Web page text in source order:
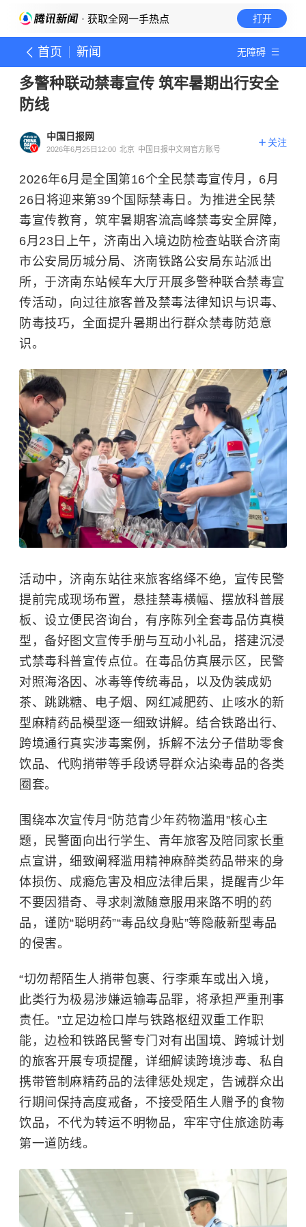
· 获取全网一手热点 打开
首页 新闻 无障碍
多警种联动禁毒宣传 筑牢暑期出行安全
防线
中国日报网
2026年6月25日12:00 北京 中国日报中文网官方账号
关注
2026年6月是全国第16个全民禁毒宣传月，6月
26日将迎来第39个国际禁毒日。为推进全民禁
毒宣传教育，筑牢暑期客流高峰禁毒安全屏障，
6月23日上午，济南出入境边防检查站联合济南
市公安局历城分局、济南铁路公安局东站派出
所，于济南东站候车大厅开展多警种联合禁毒宣
传活动，向过往旅客普及禁毒法律知识与识毒、
防毒技巧，全面提升暑期出行群众禁毒防范意
识。
活动中，济南东站往来旅客络绎不绝，宣传民警
提前完成现场布置，悬挂禁毒横幅、摆放科普展
板、设立便民咨询台，有序陈列全套毒品仿真模
型，备好图文宣传手册与互动小礼品，搭建沉浸
式禁毒科普宣传点位。在毒品仿真展示区，民警
对照海洛因、冰毒等传统毒品，以及伪装成奶
茶、跳跳糖、电子烟、网红减肥药、止咳水的新
型麻精药品模型逐一细致讲解。结合铁路出行、
跨境通行真实涉毒案例，拆解不法分子借助零食
饮品、代购捎带等手段诱导群众沾染毒品的各类
圈套。
围绕本次宣传月“防范青少年药物滥用”核心主
题，民警面向出行学生、青年旅客及陪同家长重
点宣讲，细致阐释滥用精神麻醉类药品带来的身
体损伤、成瘾危害及相应法律后果，提醒青少年
不要因猎奇、寻求刺激随意服用来路不明的药
品，谨防“聪明药”“毒品纹身贴”等隐蔽新型毒品
的侵害。
“切勿帮陌生人捎带包裹、行李乘车或出入境，
此类行为极易涉嫌运输毒品罪，将承担严重刑事
责任。”立足边检口岸与铁路枢纽双重工作职
能，边检和铁路民警专门对有出国境、跨城计划
的旅客开展专项提醒，详细解读跨境涉毒、私自
携带管制麻精药品的法律惩处规定，告诫群众出
行期间保持高度戒备，不接受陌生人赠予的食物
饮品，不代为转运不明物品，牢牢守住旅途防毒
第一道防线。